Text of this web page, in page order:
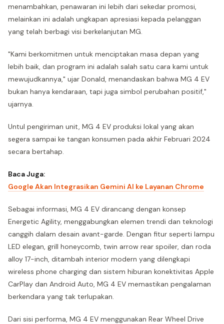
menambahkan, penawaran ini lebih dari sekedar promosi,
melainkan ini adalah ungkapan apresiasi kepada pelanggan
yang telah berbagi visi berkelanjutan MG.
"Kami berkomitmen untuk menciptakan masa depan yang
lebih baik, dan program ini adalah salah satu cara kami untuk
mewujudkannya," ujar Donald, menandaskan bahwa MG 4 EV
bukan hanya kendaraan, tapi juga simbol perubahan positif,"
ujarnya.
Untul pengiriman unit, MG 4 EV produksi lokal yang akan
segera sampai ke tangan konsumen pada akhir Februari 2024
secara bertahap.
Baca Juga:
Google Akan Integrasikan Gemini AI ke Layanan Chrome
Sebagai informasi, MG 4 EV dirancang dengan konsep
Energetic Agility, menggabungkan elemen trendi dan teknologi
canggih dalam desain avant-garde. Dengan fitur seperti lampu
LED elegan, grill honeycomb, twin arrow rear spoiler, dan roda
alloy 17-inch, ditambah interior modern yang dilengkapi
wireless phone charging dan sistem hiburan konektivitas Apple
CarPlay dan Android Auto, MG 4 EV memastikan pengalaman
berkendara yang tak terlupakan.
Dari sisi performa, MG 4 EV menggunakan Rear Wheel Drive